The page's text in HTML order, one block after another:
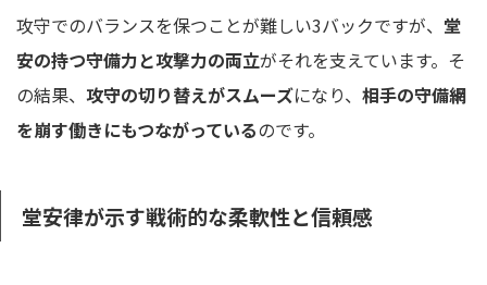
攻守でのバランスを保つことが難しい3バックですが、 堂
安の持つ守備力と攻撃力の両立がそれを支えています。そ
の結果、 攻守の切り替えがスムーズになり、 相手の守備網
を崩す働きにもつながっているのです。
堂安律が示す戦術的な柔軟性と信頼感